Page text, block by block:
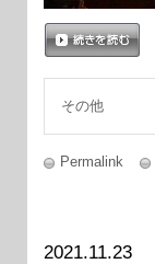
その他
Permalink
2021.11.23